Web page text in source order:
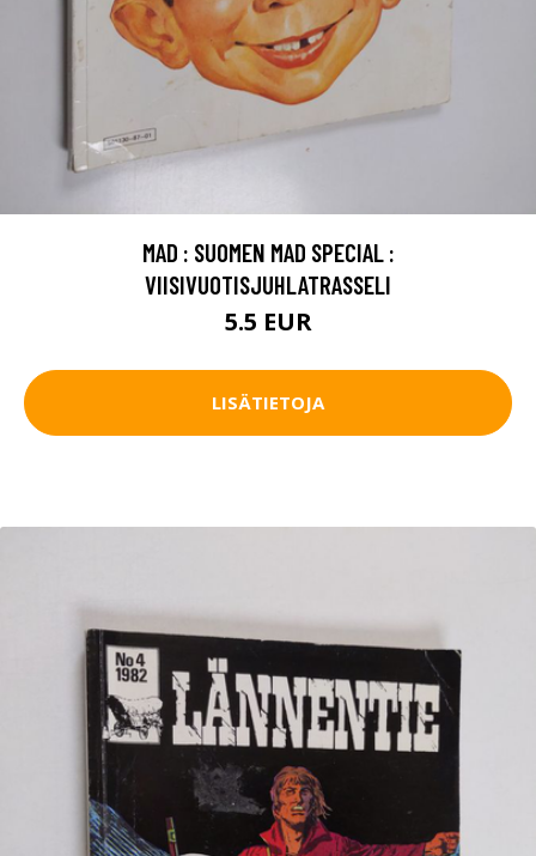
MAD : SUOMEN MAD SPECIAL :
VIISIVUOTISJUHLATRASSELI
5.5 EUR
LISÄTIETOJA